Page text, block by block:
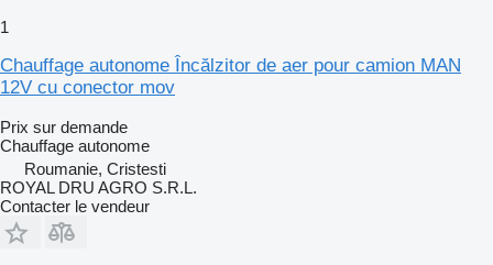
1
Chauffage autonome Încălzitor de aer pour camion MAN
12V cu conector mov
Prix sur demande
Chauffage autonome
Roumanie, Cristesti
ROYAL DRU AGRO S.R.L.
Contacter le vendeur